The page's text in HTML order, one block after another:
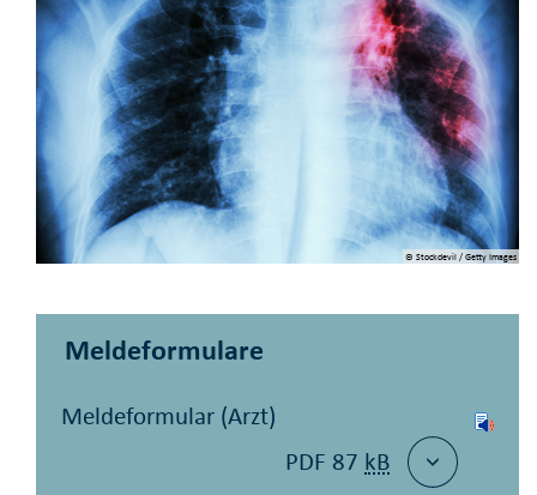
© Stockdevil / Getty Images
Meldeformulare
Meldeformular (Arzt)
PDF 87 kB